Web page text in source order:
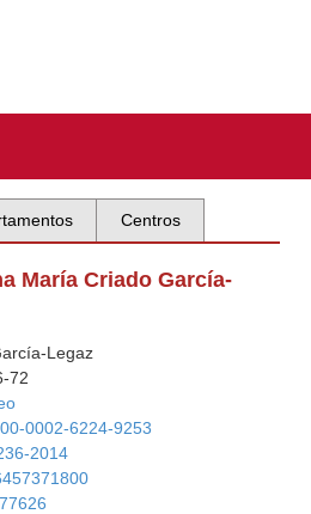
Centros
María Criado García-
Legaz
72
0002-6224-9253
2014